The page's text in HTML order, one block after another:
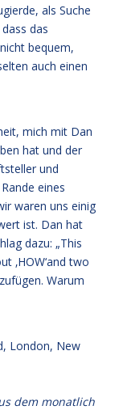
als Suche
das
bequem,
auch einen
mich mit Dan
hat und der
und
eines
waren uns einig
ist. Dan hat
dazu: „This
‚HOW‘and two
Warum
London, New
dem monatlich